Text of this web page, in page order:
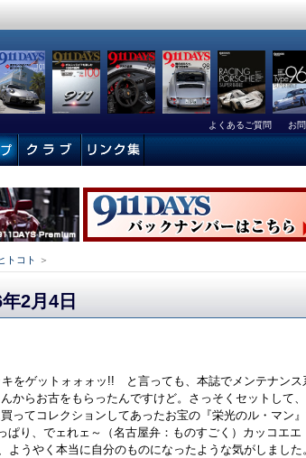
トコト ＞
2月4日
をゲットォォォッ!! と言っても、本誌でメンテナンス
からお古をもらったんですけど。さっそくセットして
ってコレクションしてあったお宝の『栄光のル・マン
ぱり、でェれェ～（名古屋弁：ものすごく）カッコエエ
うやく本当に自分のものになったような気がしました
よくあるご質問 お